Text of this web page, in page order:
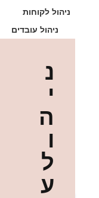
ניהול לקוחות
ניהול עובדים
נ
י
ה
ו
ל
ע